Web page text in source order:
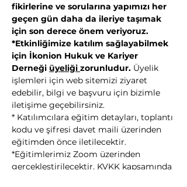
fikirlerine ve sorularına yapımızı her
geçen gün daha da ileriye taşımak
için son derece önem veriyoruz.
*Etkinliğimize katılım sağlayabilmek
için İkonion Hukuk ve Kariyer
Derneği üyeliği zorunludur. Üyelik
işlemleri için web sitemizi ziyaret
edebilir, bilgi ve başvuru için bizimle
iletişime geçebilirsiniz.
* Katılımcılara eğitim detayları, toplantı
kodu ve şifresi davet maili üzerinden
eğitimden önce iletilecektir.
*Eğitimlerimiz Zoom üzerinden
gerçekleştirilecektir. KVKK kapsamında